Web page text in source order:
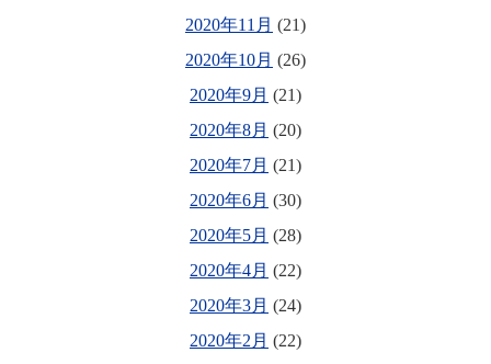
2020年11月 (21)
2020年10月 (26)
2020年9月 (21)
2020年8月 (20)
2020年7月 (21)
2020年6月 (30)
2020年5月 (28)
2020年4月 (22)
2020年3月 (24)
2020年2月 (22)